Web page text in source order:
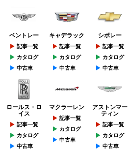
ベントレー
記事一覧
カタログ
中古車
キャデラック
記事一覧
カタログ
中古車
シボレー
記事一覧
カタログ
中古車
ロールス・ロ
イス
記事一覧
カタログ
中古車
マクラーレン
記事一覧
カタログ
中古車
アストンマー
ティン
記事一覧
カタログ
中古車